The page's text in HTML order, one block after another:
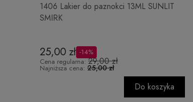
1406 Lakier do paznokci 13ML SUNLIT
SMIRK
25,00 zł -14%
Cena regularna: 29,00 zł
Najniższa cena: 25,00 zł
Do koszyka